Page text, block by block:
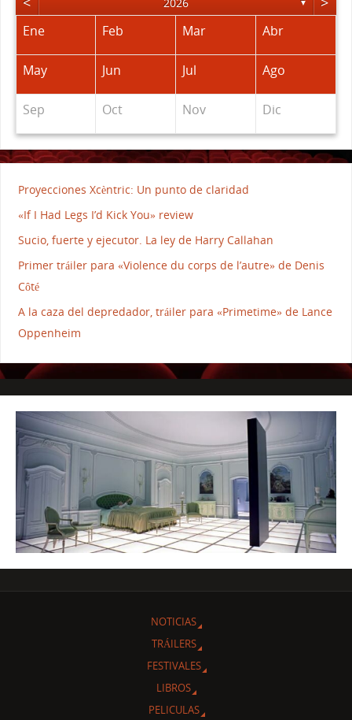
2026 ▼
Ene Feb Mar Abr
May Jun Jul Ago
Sep Oct Nov Dic
Proyecciones Xcèntric: Un punto de claridad
«If I Had Legs I’d Kick You» review
Sucio, fuerte y ejecutor. La ley de Harry Callahan
Primer tráiler para «Violence du corps de l’autre» de Denis
Côté
A la caza del depredador, tráiler para «Primetime» de Lance
Oppenheim
NOTICIAS
TRÁILERS
FESTIVALES
LIBROS
PELICULAS